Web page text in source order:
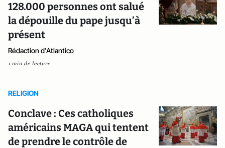
128.000 personnes ont salué
la dépouille du pape jusqu’à
présent
Rédaction d'Atlantico
1 min de lecture
RELIGION
Conclave : Ces catholiques
américains MAGA qui tentent
de prendre le contrôle de